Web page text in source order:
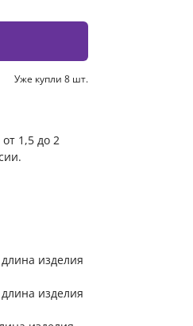
Уже купли 8 шт.
1,5 до 2
изделия
изделия